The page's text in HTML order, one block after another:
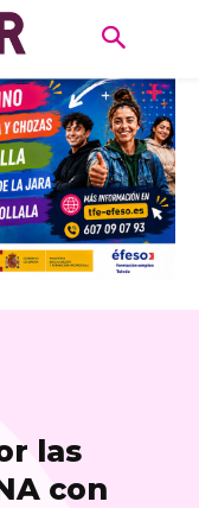
las
con